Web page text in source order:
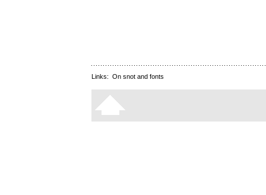
Links: On snot and fonts